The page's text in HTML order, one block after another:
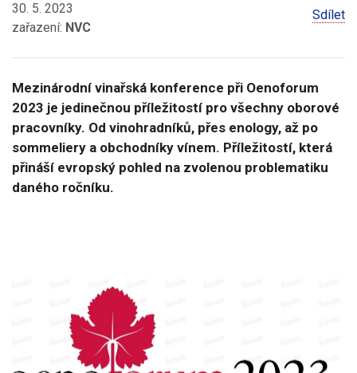
30. 5. 2023
zařazení: NVC
Sdílet
Mezinárodní vinařská konference při Oenoforum
2023 je jedinečnou příležitostí pro všechny oborové
pracovníky. Od vinohradníků, přes enology, až po
sommeliery a obchodníky vínem. Příležitostí, která
přináší evropský pohled na zvolenou problematiku
daného ročníku.